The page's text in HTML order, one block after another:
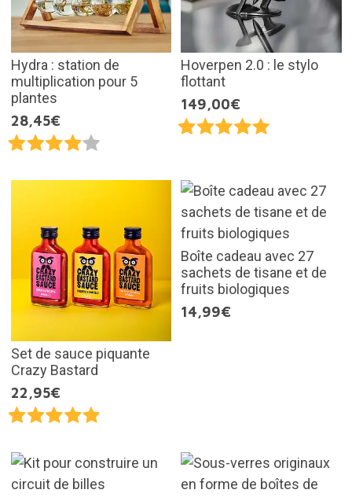
Hydra : station de
multiplication pour 5
plantes
28,45€
Hoverpen 2.0 : le stylo
flottant
149,00€
Set de sauce piquante
Crazy Bastard
22,95€
Boîte cadeau avec 27
sachets de tisane et de
fruits biologiques
14,99€